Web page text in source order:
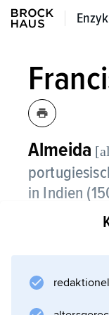
Almeida
in Indien
Lissabon, †
Abrantes;